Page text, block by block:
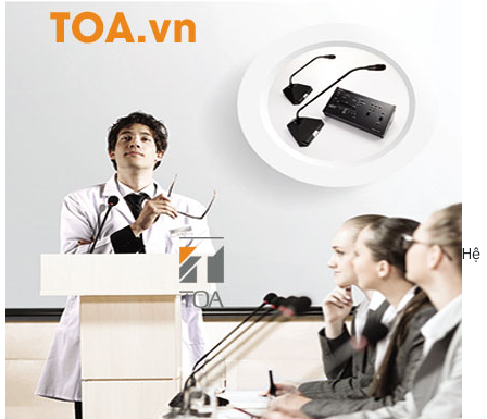
Hệ